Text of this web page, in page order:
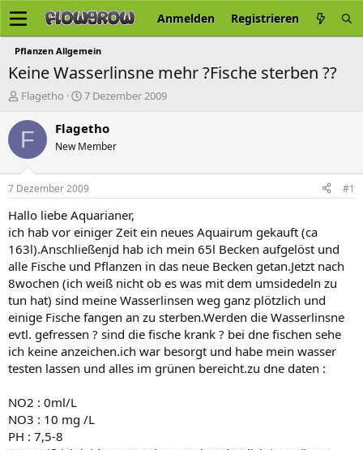
Anmelden Registrieren
Pflanzen Allgemein
Keine Wasserlinsne mehr ?Fische sterben ??
E
s
l
e
r
Flagetho
E
s
e
l
t
a
m
7 Dezember 2009
F Flagetho
New Member
7 Dezember 2009 #1
Hallo liebe Aquarianer,
ich hab vor einiger Zeit ein neues Aquairum gekauft (ca
163l).Anschließenjd hab ich mein 65l Becken aufgelöst und
alle Fische und Pflanzen in das neue Becken getan.Jetzt nach
8wochen (ich weiß nicht ob es was mit dem umsidedeln zu
tun hat) sind meine Wasserlinsen weg ganz plötzlich und
einige Fische fangen an zu sterben.Werden die Wasserlinsne
evtl. gefressen ? sind die fische krank ? bei dne fischen sehe
ich keine anzeichen.ich war besorgt und habe mein wasser
testen lassen und alles im grünen bereicht.zu dne daten :
NO2 : 0ml/L
NO3 : 10 mg /L
PH : 7,5-8